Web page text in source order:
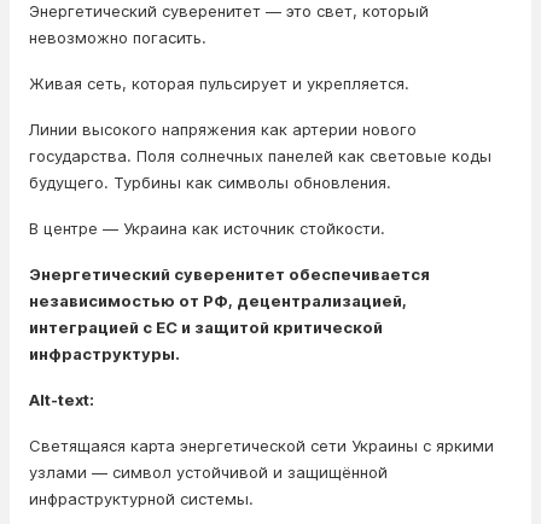
Энергетический суверенитет — это свет, который
невозможно погасить.
Живая сеть, которая пульсирует и укрепляется.
Линии высокого напряжения как артерии нового
государства. Поля солнечных панелей как световые коды
будущего. Турбины как символы обновления.
В центре — Украина как источник стойкости.
Энергетический суверенитет обеспечивается
независимостью от РФ, децентрализацией,
интеграцией с ЕС и защитой критической
инфраструктуры.
Alt-text:
Светящаяся карта энергетической сети Украины с яркими
узлами — символ устойчивой и защищённой
инфраструктурной системы.